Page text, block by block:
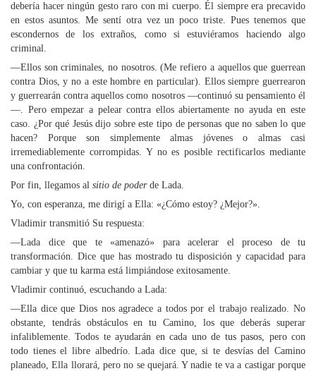
debería hacer ningún gesto raro con mi cuerpo. Él siempre era precavido
en estos asuntos. Me sentí otra vez un poco triste. Pues tenemos que
escondernos de los extraños, como si estuviéramos haciendo algo
criminal.
—Ellos son criminales, no nosotros. (Me refiero a aquellos que guerrean
contra Dios, y no a este hombre en particular). Ellos siempre guerrearon
y guerrearán contra aquellos como nosotros —continuó su pensamiento él
—. Pero empezar a pelear contra ellos abiertamente no ayuda en este
caso. ¿Por qué Jesús dijo sobre este tipo de personas que no saben lo que
hacen? Porque son simplemente almas jóvenes o almas casi
irremediablemente corrompidas. Y no es posible rectificarlos mediante
una confrontación.
Por fin, llegamos al sitio de poderde Lada.
Yo, con esperanza, me dirigí a Ella: «¿Cómo estoy? ¿Mejor?».
Vladimir transmitió Su respuesta:
—Lada dice que te «amenazó» para acelerar el proceso de tu
transformación. Dice que has mostrado tu disposición y capacidad para
cambiar y que tu karma está limpiándose exitosamente.
Vladimir continuó, escuchando a Lada:
—Ella dice que Dios nos agradece a todos por el trabajo realizado. No
obstante, tendrás obstáculos en tu Camino, los que deberás superar
infaliblemente. Todos te ayudarán en cada uno de tus pasos, pero con
todo tienes el libre albedrío. Lada dice que, si te desvías del Camino
planeado, Ella llorará, pero no se quejará. Y nadie te va a castigar porque